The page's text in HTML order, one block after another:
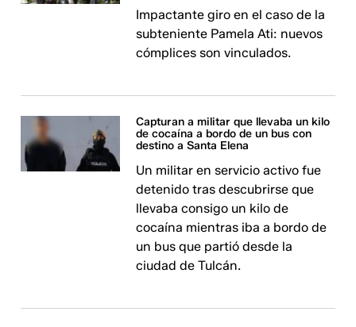
Impactante giro en el caso de la
subteniente Pamela Ati: nuevos
cómplices son vinculados.
Capturan a militar que llevaba un kilo
de cocaína a bordo de un bus con
destino a Santa Elena
Un militar en servicio activo fue
detenido tras descubrirse que
llevaba consigo un kilo de
cocaína mientras iba a bordo de
un bus que partió desde la
ciudad de Tulcán.